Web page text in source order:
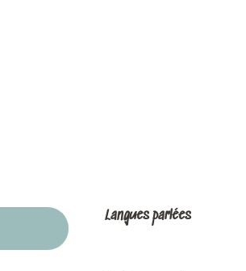
Langues parlées
Langues parlées